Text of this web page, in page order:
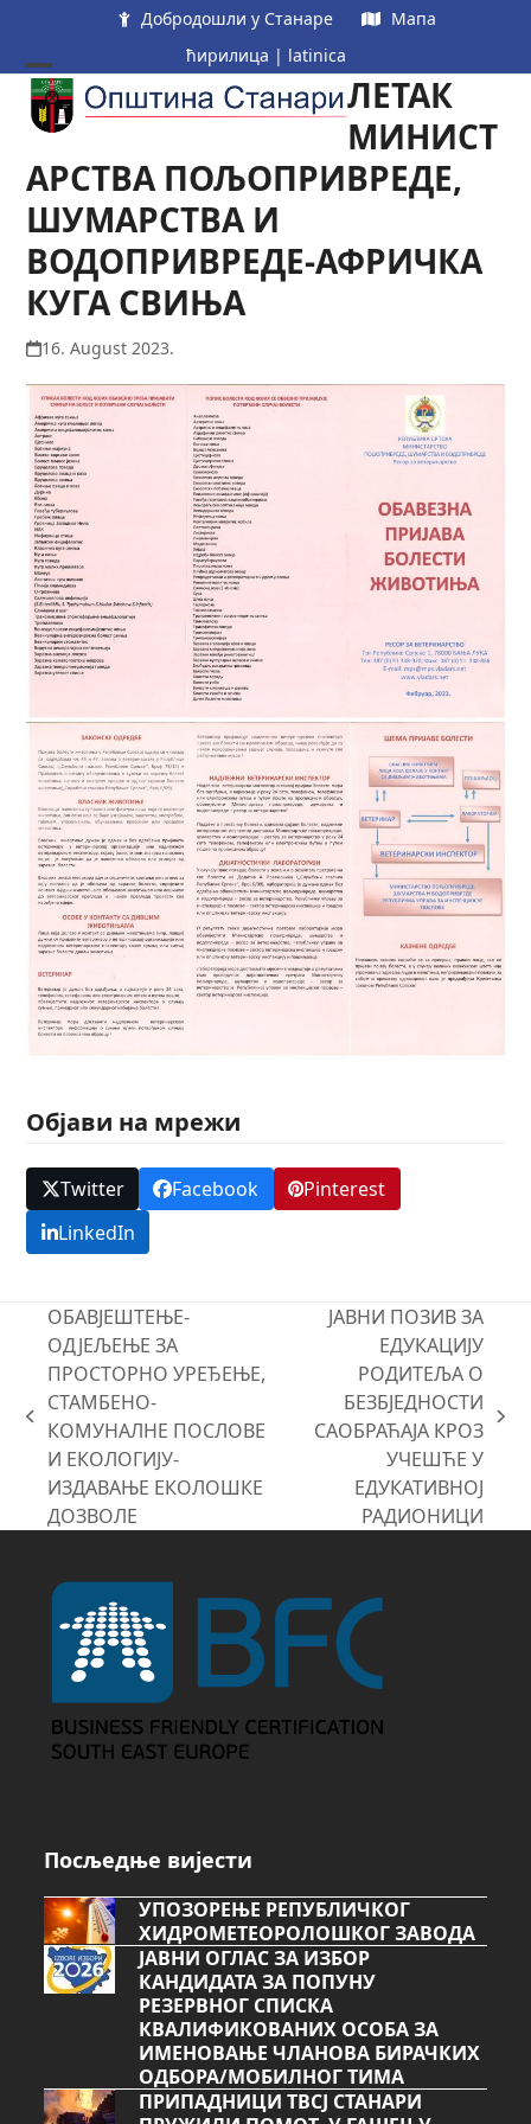
content
Добродошли у Станаре
Мапа
ћирилица | latinica
Open
mobile
menu
Close
mobile
menu
ЛЕТАК
МИНИСТ
АРСТВА ПОЉОПРИВРЕДЕ,
ШУМАРСТВА И
ВОДОПРИВРЕДЕ-АФРИЧКА
КУГА СВИЊА
16. August 2023.
Објави на мрежи
Twitter Facebook
Pinterest
LinkedIn
previous
post:
ОБАВЈЕШТЕЊЕ-
ОДЈЕЉЕЊЕ ЗА
ПРОСТОРНО УРЕЂЕЊЕ,
СТАМБЕНО-
КОМУНАЛНЕ ПОСЛОВЕ
И ЕКОЛОГИЈУ-
ИЗДАВАЊЕ ЕКОЛОШКЕ
ДОЗВОЛЕ
next
ЈАВНИ ПОЗИВ ЗА
ЕДУКАЦИЈУ
РОДИТЕЉА О
БЕЗБЈЕДНОСТИ
САОБРАЋАЈА КРОЗ
УЧЕШЋЕ У
ЕДУКАТИВНОЈ
РАДИОНИЦИ
Посљедње вијести
УПОЗОРЕЊЕ РЕПУБЛИЧКОГ
ХИДРОМЕТЕОРОЛОШКОГ ЗАВОДА
ЈАВНИ ОГЛАС ЗА ИЗБОР
КАНДИДАТА ЗА ПОПУНУ
РЕЗЕРВНОГ СПИСКА
КВАЛИФИКОВАНИХ ОСОБА ЗА
ИМЕНОВАЊЕ ЧЛАНОВА БИРАЧКИХ
ОДБОРА/МОБИЛНОГ ТИМА
ПРИПАДНИЦИ ТВСЈ СТАНАРИ